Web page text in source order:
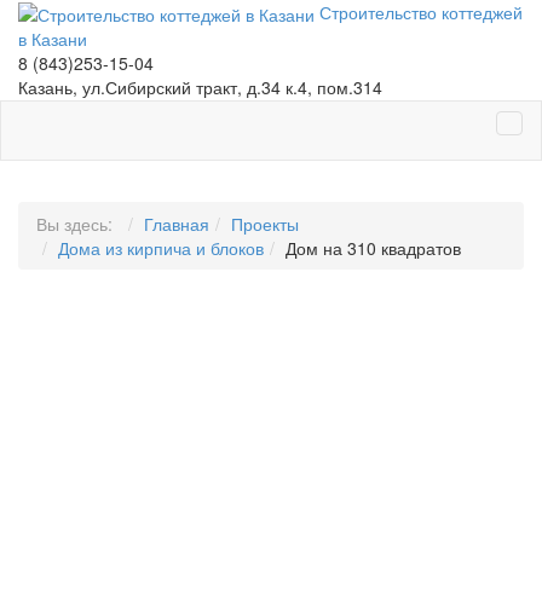
Строительство коттеджей
в Казани
8 (843)253-15-04
Казань, ул.Сибирский тракт, д.34 к.4, пом.314
Вы здесь: Главная
Проекты
Дома из кирпича и блоков
Дом на 310 квадратов